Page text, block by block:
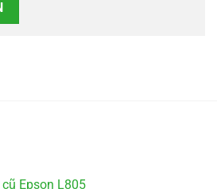
Epson L805